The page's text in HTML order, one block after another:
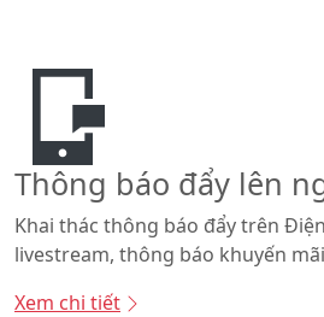
Thông báo đẩy lên
Khai thác thông báo đẩy trên
livestream, thông báo khuyến
Xem chi tiết